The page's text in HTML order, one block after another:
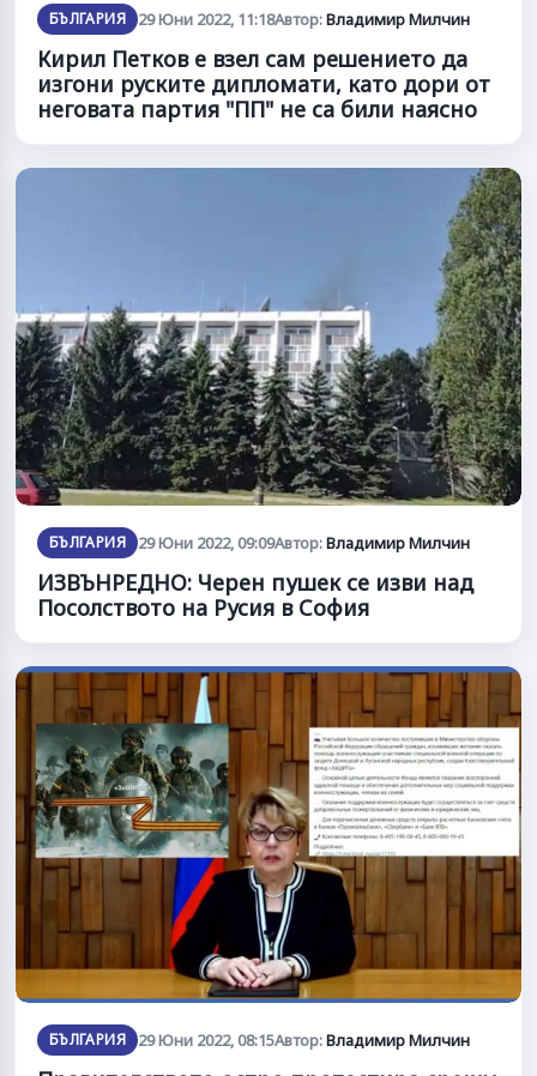
БЪЛГАРИЯ 29 Юни 2022, 11:18Автор:Владимир Милчин
Кирил Петков е взел сам решението да
изгони руските дипломати, като дори от
неговата партия "ПП" не са били наясно
БЪЛГАРИЯ 29 Юни 2022, 09:09Автор:Владимир Милчин
ИЗВЪНРЕДНО: Черен пушек се изви над
Посолството на Русия в София
БЪЛГАРИЯ 29 Юни 2022, 08:15Автор:Владимир Милчин